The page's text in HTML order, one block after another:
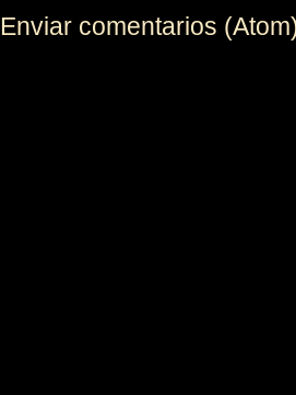
Enviar comentarios